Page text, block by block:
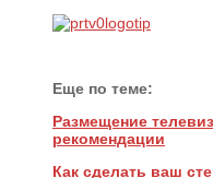
Еще по теме:
Размещение
рекомендации
Как сделать ваш